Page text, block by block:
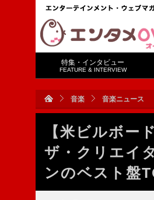
特集・インタビュー
FEATURE & INTERVIEW
音楽 音楽ニュース
【米ビルボー
ザ・クリエイ
ンのベスト盤